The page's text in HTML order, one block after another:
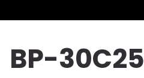
BP-30C25